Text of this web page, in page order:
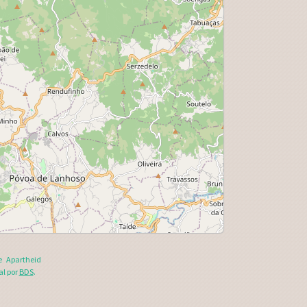
Apartheid
por BDS.